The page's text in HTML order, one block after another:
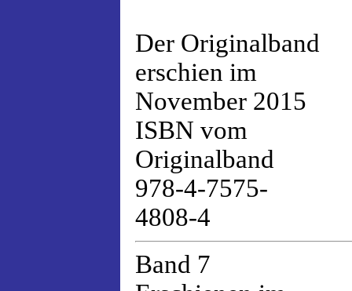
Der Originalband
erschien im
November 2015
ISBN vom
Originalband
978-4-7575-
4808-4
Band 7